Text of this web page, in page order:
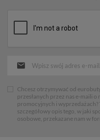
Chcesz otrzymywać od
przesłanych przez nas e-maili
promocyjnych i wyprzedażach?
szczegółowy opis tego, w jaki
osobowe, przekazane nam w